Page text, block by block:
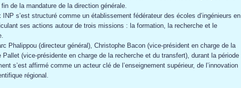
de la mandature de la direction générale.
INP s’est structuré comme un établissement fédérateur des écoles d’ingénieurs en
ses actions autour de trois missions : la formation, la recherche et le
Phalippou (directeur général), Christophe Bacon (vice-président en charge de la
Pallet (vice-présidente en charge de la recherche et du transfert), durant la période
s’est affirmé comme un acteur clé de l’enseignement supérieur, de l’innovation
régional.